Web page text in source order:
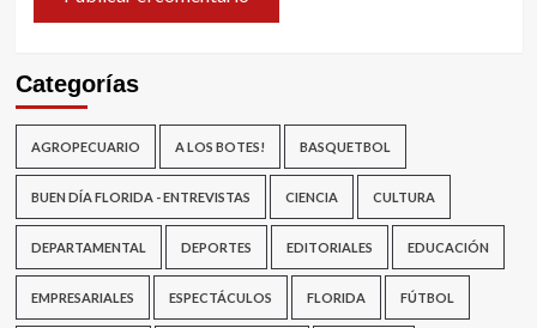
Categorías
AGROPECUARIO A LOS BOTES! BASQUETBOL
BUEN DÍA FLORIDA - ENTREVISTAS CIENCIA CULTURA
DEPARTAMENTAL DEPORTES EDITORIALES EDUCACIÓN
EMPRESARIALES ESPECTÁCULOS FLORIDA FÚTBOL